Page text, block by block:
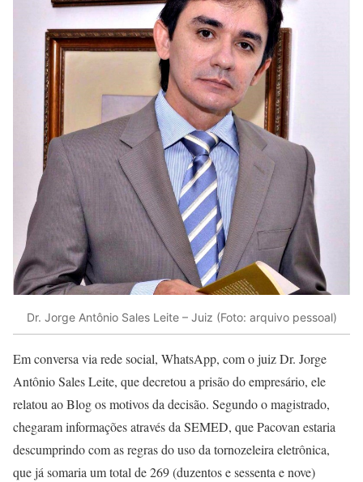
Dr. Jorge Antônio Sales Leite – Juiz (Foto: arquivo pessoal)
Em conversa via rede social, WhatsApp, com o juiz Dr. Jorge
Antônio Sales Leite, que decretou a prisão do empresário, ele
relatou ao Blog os motivos da decisão. Segundo o magistrado,
chegaram informações através da SEMED, que Pacovan estaria
descumprindo com as regras do uso da tornozeleira eletrônica,
que já somaria um total de 269 (duzentos e sessenta e nove)